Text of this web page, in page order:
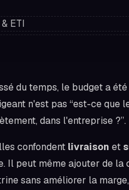
du temps, le budget a
n'est pas “est-ce que
dans l'entreprise ?”.
confondent livraison et
Il peut même ajouter de la
sans améliorer la